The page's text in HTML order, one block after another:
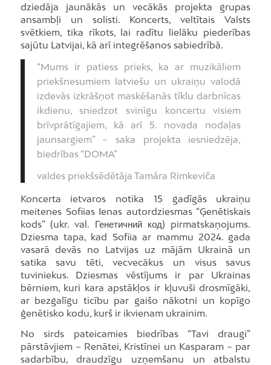
dziedāja jaunākās un vecākās projekta grupas
ansambļi un solisti. Koncerts, veltītais Valsts
svētkiem, tika rīkots, lai radītu lielāku piederības
sajūtu Latvijai, kā arī integrēšanos sabiedrībā.
“Mums ir patiess prieks, ka ar muzikāliem
priekšnesumiem latviešu un ukraiņu valodā
izdevās izkrāšņot maskēšanās tīklu darbnīcas
ikdienu, sniedzot svinīgu koncertu visiem
brīvprātīgajiem, kā arī 5. novada nodaļas
jaunsargiem” – saka projekta iesniedzēja,
biedrības “DOMA”
valdes priekšsēdētāja Tamāra Rimkeviča
Koncerta ietvaros notika 15 gadīgās ukraiņu
meitenes Sofiias Ienas autordziesmas “Ģenētiskais
kods” (ukr. val. Генетичний код) pirmatskaņojums.
Dziesma tapa, kad Sofiia ar mammu 2024. gada
vasarā devās no Latvijas uz mājām Ukrainā un
satika savu tēti, vecvecākus un visus savus
tuviniekus. Dziesmas vēstījums ir par Ukrainas
bērniem, kuri kara apstākļos ir kļuvuši drosmīgāki,
ar bezgalīgu ticību par gaišo nākotni un kopīgo
ģenētisko kodu, kurš ir ikvienam ukrainim.
No sirds pateicamies biedrības “Tavi draugi”
pārstāvjiem – Renātei, Kristīnei un Kasparam – par
sadarbību, draudzīgu uzņemšanu un atbalstu